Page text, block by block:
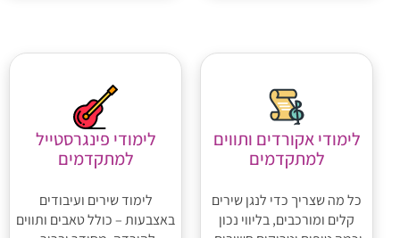
לימודי אקורדים ותווים
למתקדמים
כל מה שצריך כדי לנגן שירים
קלים ומורכבים, בליווי נכון
לימודי פינגרסטייל
למתקדמים
לימוד שירים ועיבודים
באצבעות – כולל טאבים ותווים